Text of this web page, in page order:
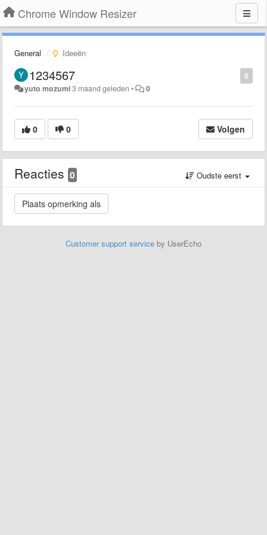
Chrome Window Resizer
General Ideeën
0
1234567
yuto mozumi3 maand geleden • 0
0 0 Volgen
Reacties 0 Oudste eerst
Customer support service by UserEcho